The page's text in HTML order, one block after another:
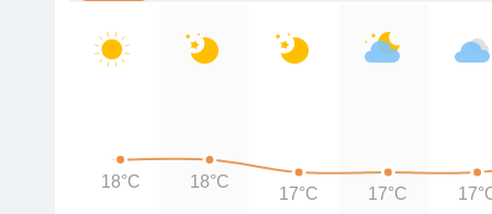
18°C 18°C
17°C 17°C